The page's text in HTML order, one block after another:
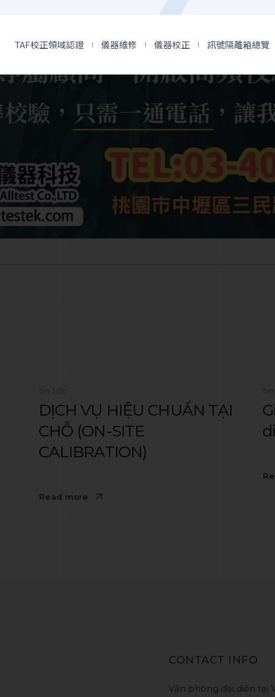
tin tức
DỊCH VỤ HIỆU CHUẨN TẠI
CHỖ (ON-SITE
CALIBRATION)
Read more
CONTACT INFO
Văn phòng đại diện tại
TAF校正領域認證 儀器維修 儀器校正 訊號隔離箱總覽